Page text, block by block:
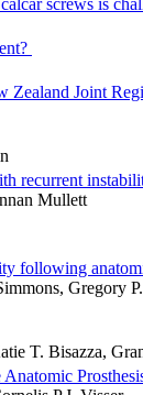
Zealand Joint
recurrent
Mullett
following
Gregory
T. Bisazza,